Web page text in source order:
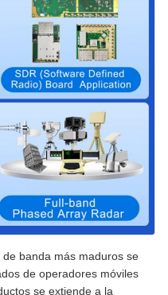
banda más maduros se
de operadores móviles
se extiende a la